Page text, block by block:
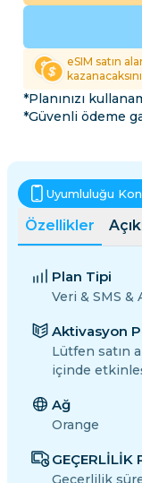
eSIM satın
*Planınızı
*Güvenli ödeme
Özellikler
Uyumluluğu
Plan Tipi
Veri & SMS &
Aktivasyon
Lütfen satın
içinde
Ağ
Orange
GEÇERLİLİK
Geçerlilik